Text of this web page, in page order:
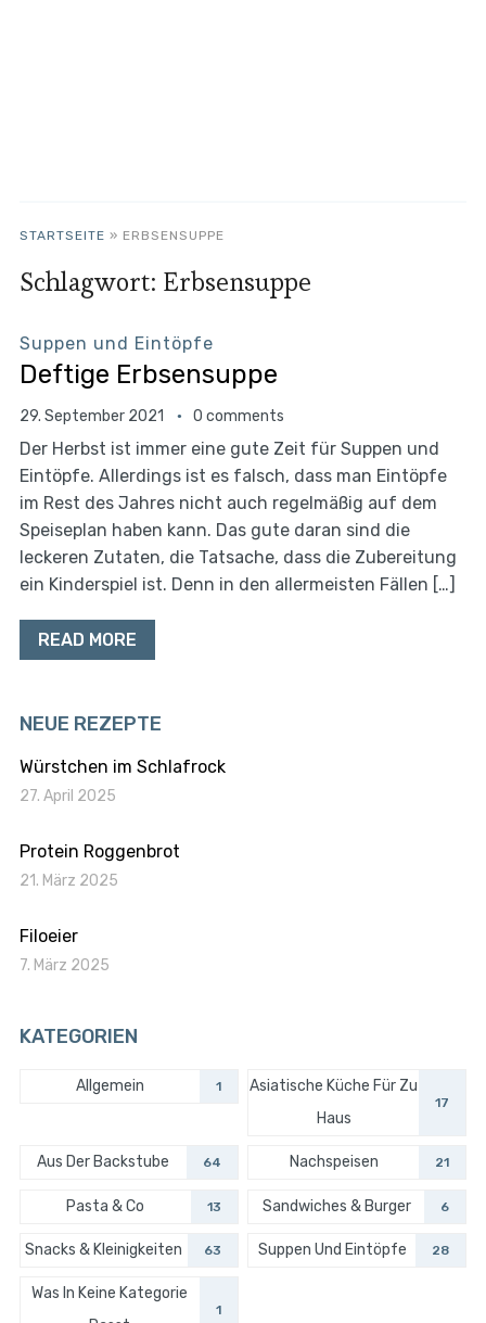
STARTSEITE » ERBSENSUPPE
Schlagwort: Erbsensuppe
Suppen und Eintöpfe
Deftige Erbsensuppe
29. September 2021 0 comments
Der Herbst ist immer eine gute Zeit für Suppen und
Eintöpfe. Allerdings ist es falsch, dass man Eintöpfe
im Rest des Jahres nicht auch regelmäßig auf dem
Speiseplan haben kann. Das gute daran sind die
leckeren Zutaten, die Tatsache, dass die Zubereitung
ein Kinderspiel ist. Denn in den allermeisten Fällen […]
READ MORE
NEUE REZEPTE
Würstchen im Schlafrock
27. April 2025
Protein Roggenbrot
21. März 2025
Filoeier
7. März 2025
KATEGORIEN
Allgemein 1
Asiatische Küche Für Zu
Haus
17
Aus Der Backstube 64 Nachspeisen 21
Pasta & Co 13 Sandwiches & Burger 6
Snacks & Kleinigkeiten 63 Suppen Und Eintöpfe 28
Was In Keine Kategorie
1